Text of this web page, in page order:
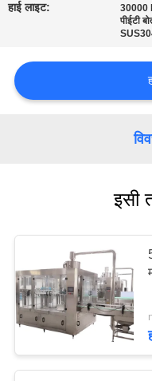
PRIVACY
POLICY
हाई लाइट: 30000
पीईटी
इसी